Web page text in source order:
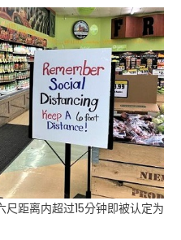
距离内超过15分钟即被认定为